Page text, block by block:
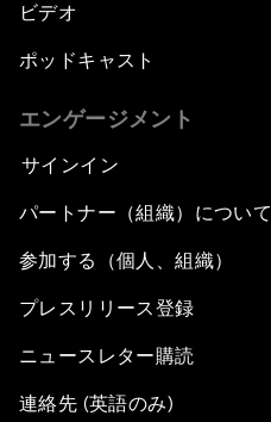
ビデオ
ポッドキャスト
エンゲージメント
サインイン
パートナー（組織）について
参加する（個人、組織）
プレスリリース登録
ニュースレター購読
連絡先 (英語のみ)